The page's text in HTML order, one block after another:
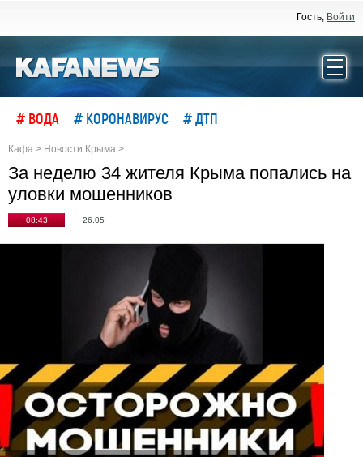
Гость, Войти
# ВОДА # КОРОНАВИРУС # ДТП
Кафа > Новости Крыма >
За неделю 34 жителя Крыма попались на
уловки мошенников
08:43 26.05